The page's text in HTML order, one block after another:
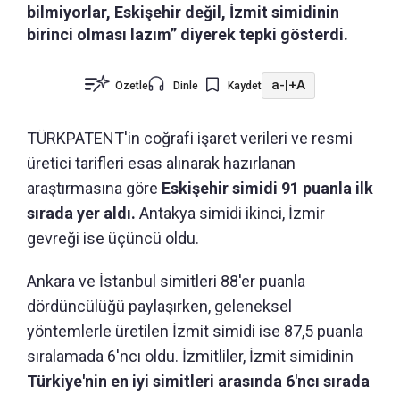
bilmiyorlar, Eskişehir değil, İzmit simidinin
birinci olması lazım” diyerek tepki gösterdi.
Özetle Dinle Kaydet a-|+A
TÜRKPATENT'in coğrafi işaret verileri ve resmi
üretici tarifleri esas alınarak hazırlanan
araştırmasına göre Eskişehir simidi 91 puanla ilk
sırada yer aldı. Antakya simidi ikinci, İzmir
gevreği ise üçüncü oldu.
Ankara ve İstanbul simitleri 88'er puanla
dördüncülüğü paylaşırken, geleneksel
yöntemlerle üretilen İzmit simidi ise 87,5 puanla
sıralamada 6'ncı oldu. İzmitliler, İzmit simidinin
Türkiye'nin en iyi simitleri arasında 6'ncı sırada